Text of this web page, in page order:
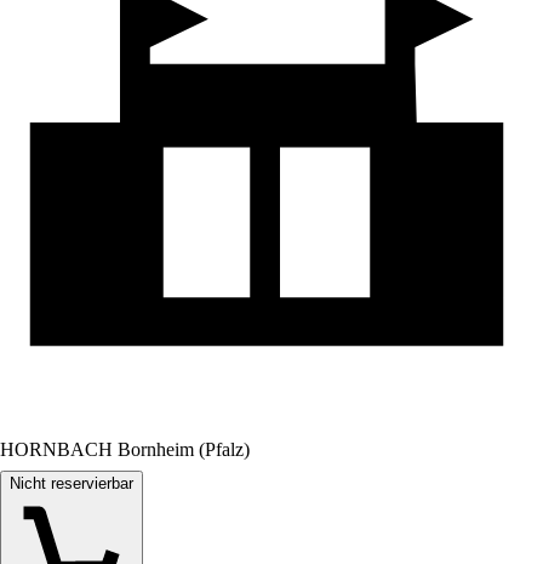
HORNBACH Bornheim (Pfalz)
Nicht reservierbar